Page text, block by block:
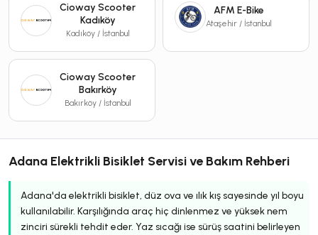
Cioway Scooter
Kadıköy
Kadıköy / İstanbul
AFM E-Bike
Ataşehir / İstanbul
Cioway Scooter
Bakırköy
Bakırköy / İstanbul
Adana Elektrikli Bisiklet Servisi ve Bakım Rehberi
Adana'da elektrikli bisiklet, düz ova ve ılık kış sayesinde yıl boyu
kullanılabilir. Karşılığında araç hiç dinlenmez ve yüksek nem
zinciri sürekli tehdit eder. Yaz sıcağı ise sürüş saatini belirleyen